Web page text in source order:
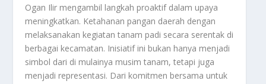
Ogan Ilir mengambil langkah proaktif dalam upaya
meningkatkan. Ketahanan pangan daerah dengan
melaksanakan kegiatan tanam padi secara serentak di
berbagai kecamatan. Inisiatif ini bukan hanya menjadi
simbol dari di mulainya musim tanam, tetapi juga
menjadi representasi. Dari komitmen bersama untuk